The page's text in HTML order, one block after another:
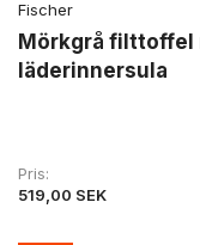
Fischer
Mörkgrå filttoffel
läderinnersula
Pris
519,00 SEK